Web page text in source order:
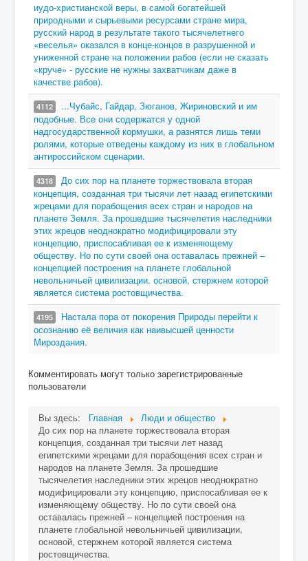
иудо-христианской веры, в самой богатейшей
природными и сырьевыми ресурсами стране мира,
русский народ в результате такого тысячелетнего
«веселья» оказался в конце-концов в разрушенной и
униженной стране на положении рабов (если не сказать
«круче» - русские не нужны захватчикам даже в
качестве рабов).
4112
...Чубайс, Гайдар, Зюганов, Жириновский и им
подобные. Все они содержатся у одной
надгосударственной кормушки, а разнятся лишь теми
ролями, которые отведены каждому из них в глобальном
антироссийском сценарии.
4318
До сих пор на планете торжествовала вторая
концепция, созданная три тысячи лет назад египетскими
жрецами для порабощения всех стран и народов на
планете Земля. За прошедшие тысячелетия наследники
этих жрецов неоднократно модифицировали эту
концепцию, приспосабливая ее к изменяющему
обществу. Но по сути своей она оставалась прежней –
концепцией построения на планете глобальной
невольничьей цивилизации, основой, стержнем которой
является система ростовщичества.
4195
Настала пора от покорения Природы перейти к
осознанию её величия как наивысшей ценности
Мироздания.
Комментировать могут только зарегистрированные
пользователи
Вы здесь: Главная
Люди и общество
До сих пор на планете торжествовала вторая
концепция, созданная три тысячи лет назад
египетскими жрецами для порабощения всех стран и
народов на планете Земля. За прошедшие
тысячелетия наследники этих жрецов неоднократно
модифицировали эту концепцию, приспосабливая ее к
изменяющему обществу. Но по сути своей она
оставалась прежней – концепцией построения на
планете глобальной невольничьей цивилизации,
основой, стержнем которой является система
ростовщичества.